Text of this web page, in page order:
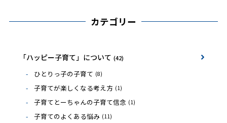
カテゴリー
「ハッピー子育て」について (42)
ひとりっ子の子育て (8)
子育てが楽しくなる考え方 (1)
子育てとーちゃんの子育て信念 (1)
子育てのよくある悩み (11)